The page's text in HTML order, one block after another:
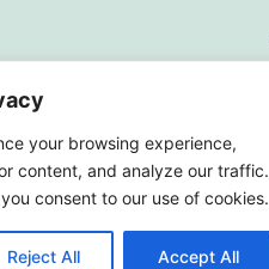
your browsing experience,
content, and analyze our traffic.
consent to our use of cookies.
Reject All Accept All